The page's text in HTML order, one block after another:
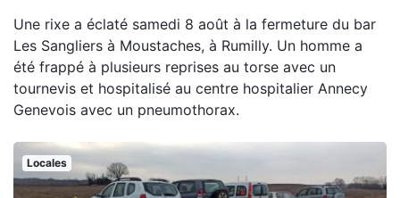
Une rixe a éclaté samedi 8 août à la fermeture du bar
Les Sangliers à Moustaches, à Rumilly. Un homme a
été frappé à plusieurs reprises au torse avec un
tournevis et hospitalisé au centre hospitalier Annecy
Genevois avec un pneumothorax.
Locales